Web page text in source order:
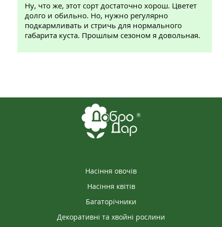
Ну, что же, этот сорт достаточно хорош. Цветет
долго и обильно. Но, нужно регулярно
подкармливать и стричь для нормального
габарита куста. Прошлым сезоном я довольная.
Насіння овочів
Насіння квітів
Багаторічники
Декоративні та хвойні рослини